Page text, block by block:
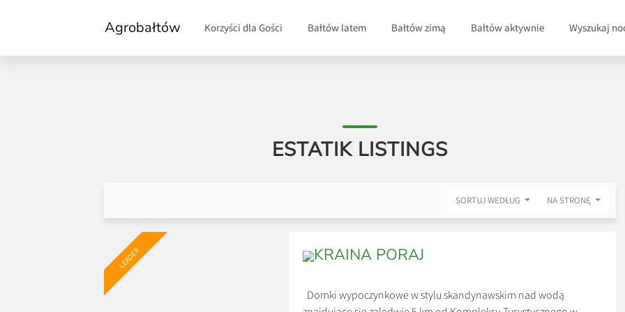
Agrobałtów Korzyści dla Gości Bałtów latem Bałtów zimą Bałtów aktywnie Wyszukaj
ESTATIK LISTINGS
SORTUJ WEDŁUG NA STRONĘ
LEADER KRAINA PORAJ
Domki wypoczynkowe w stylu skandynawskim nad wodą